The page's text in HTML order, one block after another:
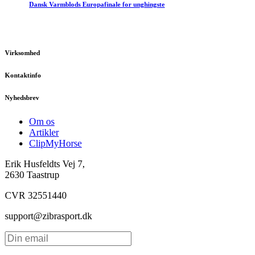
Dansk Varmblods Europafinale for unghingste
Virksomhed
Kontaktinfo
Nyhedsbrev
Om os
Artikler
ClipMyHorse
Erik Husfeldts Vej 7,
2630 Taastrup
CVR 32551440
support@zibrasport.dk